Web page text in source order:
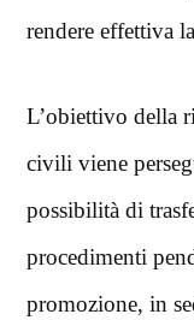
rendere effettiva
L’obiettivo della
civili viene
possibilità di
procedimenti
promozione, in